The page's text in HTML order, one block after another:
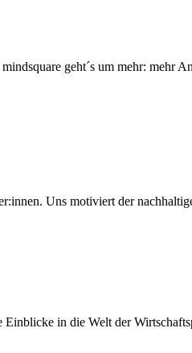
geht´s um mehr: mehr
Uns motiviert der
in die Welt der